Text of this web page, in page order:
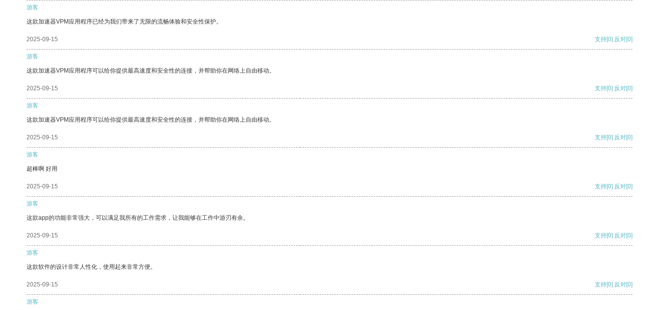
游客
这款加速器VPM应用程序已经为我们带来了无限的流畅体验和安全性保护。
2025-09-15 支持[0] 反对[0]
游客
这款加速器VPM应用程序可以给你提供最高速度和安全性的连接，并帮助你在网络上自由移动。
2025-09-15 支持[0] 反对[0]
游客
这款加速器VPM应用程序可以给你提供最高速度和安全性的连接，并帮助你在网络上自由移动。
2025-09-15 支持[0] 反对[0]
游客
超棒啊 好用
2025-09-15 支持[0] 反对[0]
游客
这款app的功能非常强大，可以满足我所有的工作需求，让我能够在工作中游刃有余。
2025-09-15 支持[0] 反对[0]
游客
这款软件的设计非常人性化，使用起来非常方便。
2025-09-15 支持[0] 反对[0]
游客